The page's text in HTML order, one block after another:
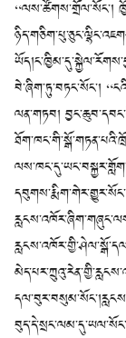
“ལས་ཚོགས་གྲོལ་སོང་།
བེ་ཞིག་ཏུ་བཏང་སོང་།
ལན་གཏབ།